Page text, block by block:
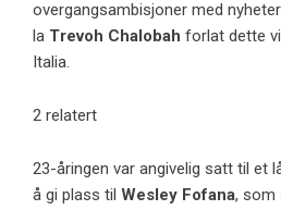
overgangsambisjoner med
la Trevoh Chalobah forlat dette
Italia.
2 relatert
23-åringen var angivelig satt til et
å gi plass til Wesley Fofana, som